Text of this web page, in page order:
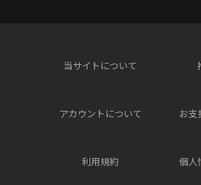
当サイトについて
アカウントについて お支
利用規約 個人